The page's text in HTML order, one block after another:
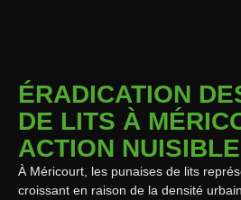
ÉRADICATION
DE LITS À
ACTION NUISIBLE
À Méricourt, les punaises de lits
croissant en raison de la densité